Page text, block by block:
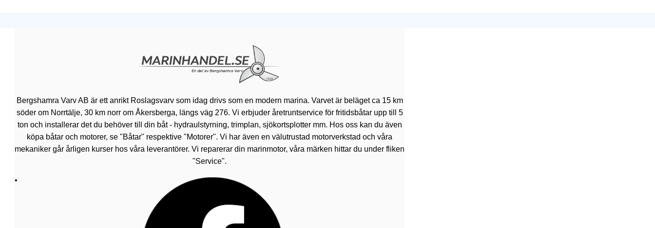
Bergshamra Varv AB är ett anrikt Roslagsvarv som idag drivs som en modern marina. Varvet är beläget ca 15 km
söder om Norrtälje, 30 km norr om Åkersberga, längs väg 276. Vi erbjuder åretruntservice för fritidsbåtar upp till 5
ton och installerar det du behöver till din båt - hydraulstyrning, trimplan, sjökortsplotter mm. Hos oss kan du även
köpa båtar och motorer, se "Båtar" respektive "Motorer". Vi har även en välutrustad motorverkstad och våra
mekaniker går årligen kurser hos våra leverantörer. Vi reparerar din marinmotor, våra märken hittar du under fliken
"Service".